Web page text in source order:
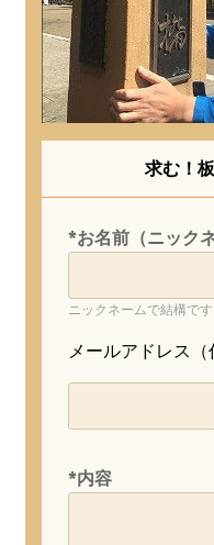
求む！
*お名前（ニックネ
ニックネームで結構です
メールアドレス（
*内容